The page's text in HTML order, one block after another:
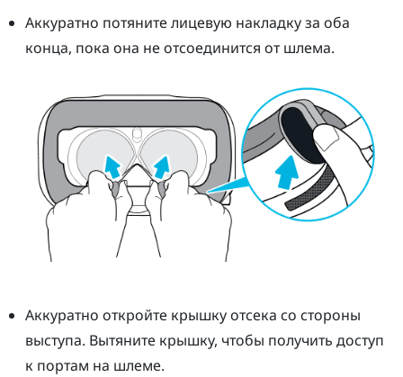
Аккуратно потяните лицевую накладку за оба
конца, пока она не отсоединится от шлема.
Аккуратно откройте крышку отсека со стороны
выступа. Вытяните крышку, чтобы получить доступ
к портам на шлеме.